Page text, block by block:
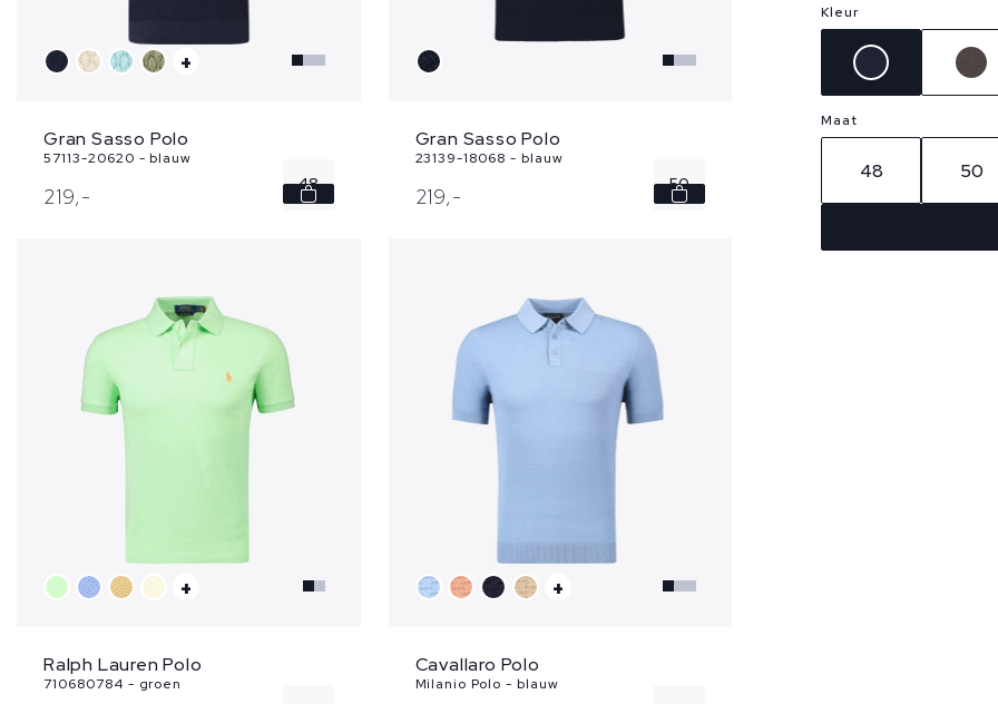
+
Gran Sasso Polo
57113-20620 - blauw
219,- 48
Gran Sasso Polo
23139-18068 - blauw
219,- 50
+
Ralph Lauren Polo
710680784 - groen
+
Cavallaro Polo
Milanio Polo - blauw
Kleur
Maat
48 50